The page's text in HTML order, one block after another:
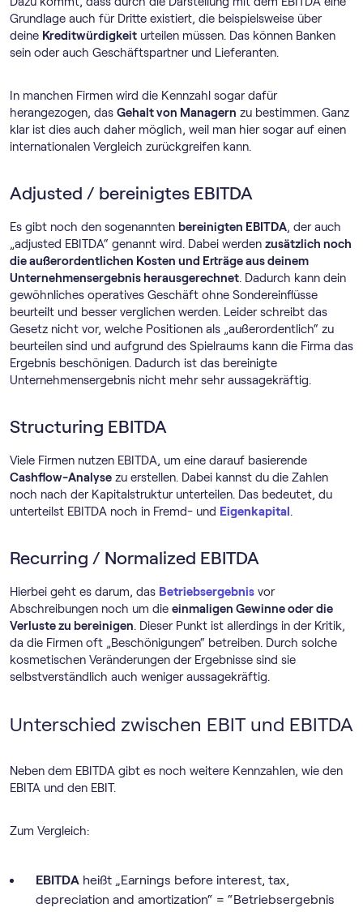
Grundlage auch für Dritte existiert, die beispielsweise über
deine Kreditwürdigkeit urteilen müssen. Das können Banken
sein oder auch Geschäftspartner und Lieferanten.
In manchen Firmen wird die Kennzahl sogar dafür
herangezogen, das Gehalt von Managern zu bestimmen. Ganz
klar ist dies auch daher möglich, weil man hier sogar auf einen
internationalen Vergleich zurückgreifen kann.
Adjusted / bereinigtes EBITDA
Es gibt noch den sogenannten bereinigten EBITDA, der auch
„adjusted EBITDA“ genannt wird. Dabei werden zusätzlich noch
die außerordentlichen Kosten und Erträge aus deinem
Unternehmensergebnis herausgerechnet. Dadurch kann dein
gewöhnliches operatives Geschäft ohne Sondereinflüsse
beurteilt und besser verglichen werden. Leider schreibt das
Gesetz nicht vor, welche Positionen als „außerordentlich“ zu
beurteilen sind und aufgrund des Spielraums kann die Firma das
Ergebnis beschönigen. Dadurch ist das bereinigte
Unternehmensergebnis nicht mehr sehr aussagekräftig.
Structuring EBITDA
Viele Firmen nutzen EBITDA, um eine darauf basierende
Cashflow-Analyse zu erstellen. Dabei kannst du die Zahlen
noch nach der Kapitalstruktur unterteilen. Das bedeutet, du
unterteilst EBITDA noch in Fremd- und Eigenkapital .
Recurring / Normalized EBITDA
Hierbei geht es darum, das Betriebsergebnis vor
Abschreibungen noch um die einmaligen Gewinne oder die
Verluste zu bereinigen. Dieser Punkt ist allerdings in der Kritik,
da die Firmen oft „Beschönigungen“ betreiben. Durch solche
kosmetischen Veränderungen der Ergebnisse sind sie
selbstverständlich auch weniger aussagekräftig.
Unterschied zwischen EBIT und EBITDA
Neben dem EBITDA gibt es noch weitere Kennzahlen, wie den
EBITA und den EBIT.
Zum Vergleich:
EBITDA heißt „Earnings before interest, tax,
depreciation and amortization“ = “Betriebsergebnis